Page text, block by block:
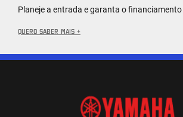
Planeje a entrada e garanta o
QUERO SABER MAIS +